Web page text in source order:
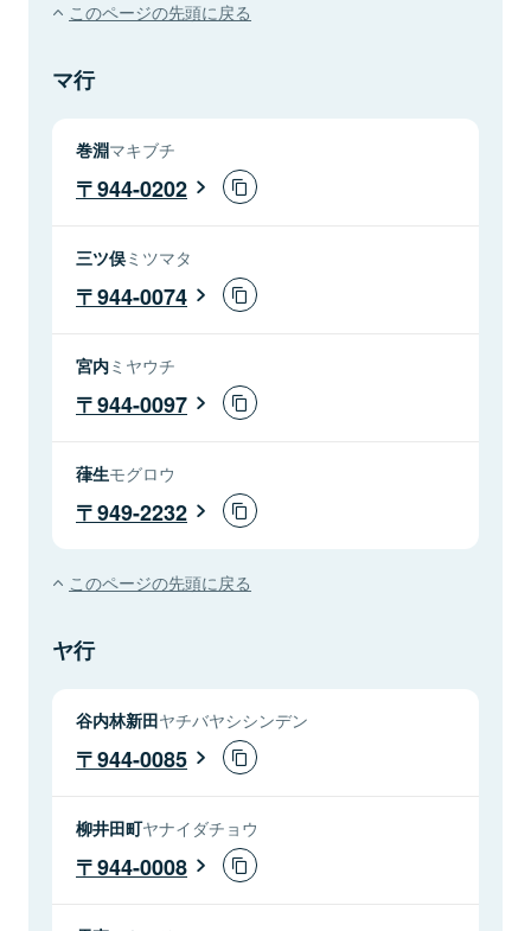
このページの先頭に戻る
マ行
巻淵マキブチ
944-0202
三ツ俣ミツマタ
944-0074
宮内ミヤウチ
944-0097
葎生モグロウ
949-2232
このページの先頭に戻る
ヤ行
谷内林新田ヤチバヤシシンデン
944-0085
柳井田町ヤナイダチョウ
944-0008